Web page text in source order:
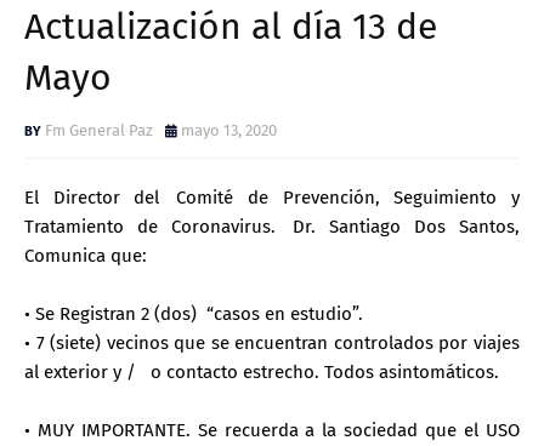
Actualización al día 13 de
Mayo
Fm General Paz mayo 13, 2020
El Director del Comité de Prevención, Seguimiento y
Tratamiento de Coronavirus. Dr. Santiago Dos Santos,
Comunica que:
• Se Registran 2 (dos) “casos en estudio”.
• 7 (siete) vecinos que se encuentran controlados por viajes
al exterior y / o contacto estrecho. Todos asintomáticos.
• MUY IMPORTANTE. Se recuerda a la sociedad que el USO